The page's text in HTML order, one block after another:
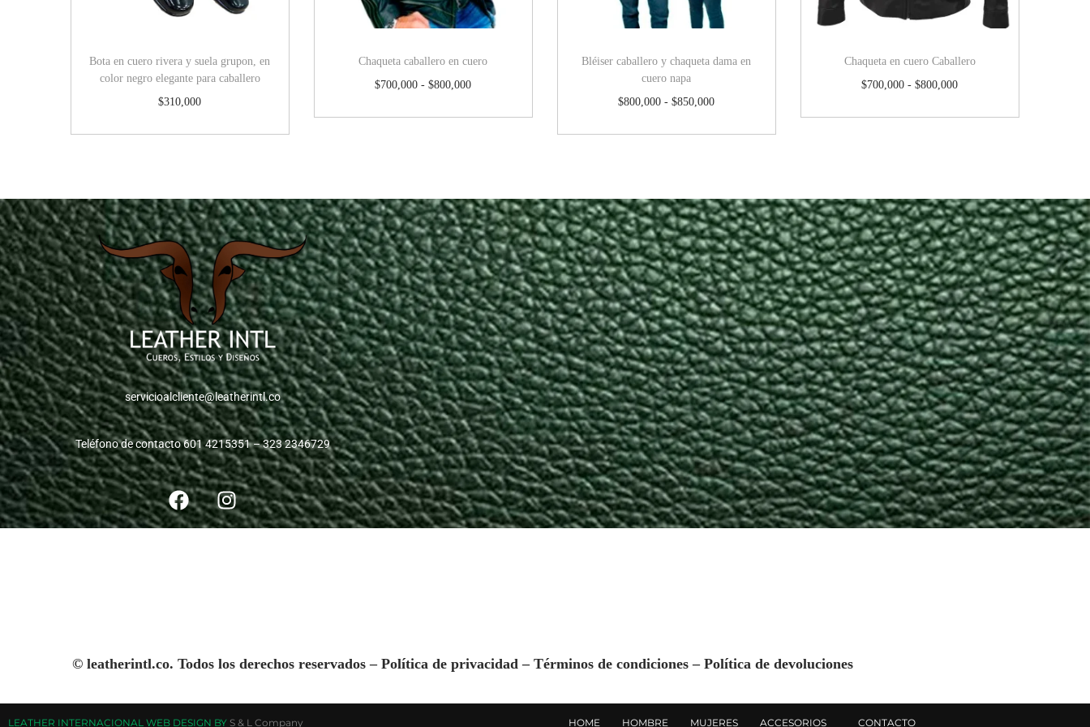
Bota en cuero rivera y suela grupon, en
color negro elegante para caballero
$310,000
Chaqueta caballero en cuero
$700,000 - $800,000
Bléiser caballero y chaqueta dama en
cuero napa
$800,000 - $850,000
Chaqueta en cuero Caballero
$700,000 - $800,000
servicioalcliente@leatherintl.co
Teléfono de contacto 601 4215351 – 323 2346729
© leatherintl.co. Todos los derechos reservados – Política de privacidad– Términos de condiciones– Política de devoluciones
LEATHER INTERNACIONAL WEB DESIGN BY S & L Company HOME HOMBRE MUJERES ACCESORIOS CONTACTO